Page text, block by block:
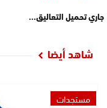
جاري تحميل التعاليق...
شاهد أيضا
مستجدات